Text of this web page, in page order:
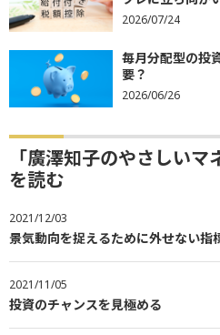
2026/07/24
毎月分配型の投
要？
2026/06/26
「廣澤知子のやさしい
を読む
2021/12/03
景気動向を捉えるために外せない指
2021/11/05
投資のチャンスを見極める